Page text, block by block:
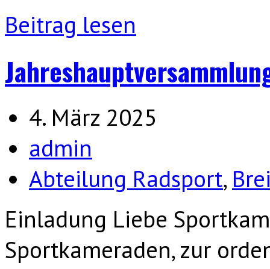
Beitrag lesen
4. März 2025
admin
Abteilung Radsport,
Einladung Liebe
Sportkameraden, zur